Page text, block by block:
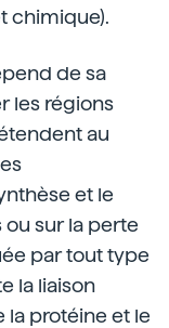
chimique).
de sa
les régions
au
et le
sur la perte
par tout type
la liaison
la protéine et le